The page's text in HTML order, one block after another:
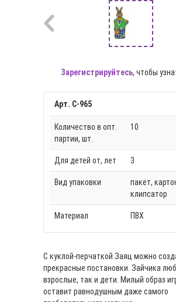
Зарегистрируйтесь, чтобы
Арт. С-965
Количество в опт.
партии, шт.
10
Для детей от, лет 3
Вид упаковки
пакет,
клипсатор
Материал ПВХ
С куклой-перчаткой Заяц можно
прекрасные постановки. Зайчика
взрослые, так и дети. Милый образ
оставит равнодушным даже самого